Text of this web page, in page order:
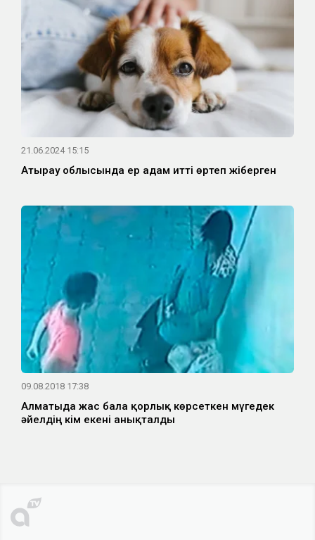
21.06.2024 15:15
Атырау облысында ер адам итті өртеп жіберген
09.08.2018 17:38
Алматыда жас бала қорлық көрсеткен мүгедек
әйелдің кім екені анықталды